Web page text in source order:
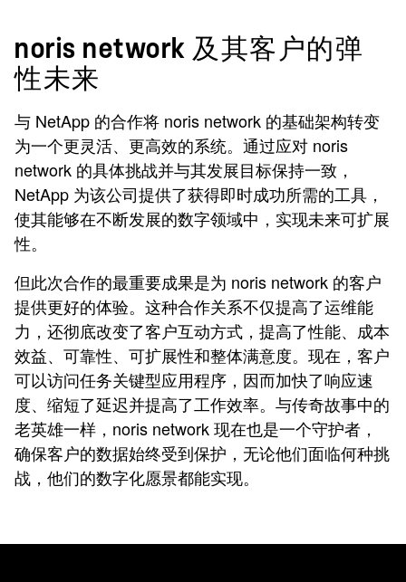
noris network 及其客户的弹
性未来
与 NetApp 的合作将 noris network 的基础架构转变
为一个更灵活、更高效的系统。通过应对 noris
network 的具体挑战并与其发展目标保持一致，
NetApp 为该公司提供了获得即时成功所需的工具，
使其能够在不断发展的数字领域中，实现未来可扩展
性。
但此次合作的最重要成果是为 noris network 的客户
提供更好的体验。这种合作关系不仅提高了运维能
力，还彻底改变了客户互动方式，提高了性能、成本
效益、可靠性、可扩展性和整体满意度。现在，客户
可以访问任务关键型应用程序，因而加快了响应速
度、缩短了延迟并提高了工作效率。与传奇故事中的
老英雄一样，noris network 现在也是一个守护者，
确保客户的数据始终受到保护，无论他们面临何种挑
战，他们的数字化愿景都能实现。